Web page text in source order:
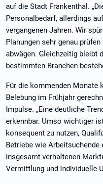
auf die Stadt Frankenthal.
Personalbedarf, allerdings
vergangenen Jahren. Wir
Planungen sehr genau
abwägen. Gleichzeitig bleibt
bestimmten Branchen
Für die kommenden Monate
Belebung im Frühjahr
Impulse. „Eine deutliche
erkennbar. Umso wichtiger
konsequent zu nutzen,
Betriebe wie Arbeitsuchende
insgesamt verhaltenen
Vermittlung und individuelle